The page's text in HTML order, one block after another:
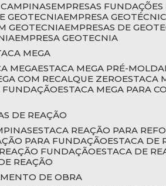
CAMPINAS
EMPRESAS
GEOTECNIA EMPRESA
GEOTECNIA EMPRESAS DE
EMPRESA GEOTECNIA
MEGA
MEGA ESTACA MEGA PRÉ-
COM RECALQUE ZERO
ESTACA
FUNDAÇÃO
ESTACA MEGA PARA
DE REAÇÃO
ESTACA REAÇÃO PARA
PARA FUNDAÇÃO
ESTACA
REAÇÃO FUNDAÇÃO
ESTACA DE
REAÇÃO
DE OBRA